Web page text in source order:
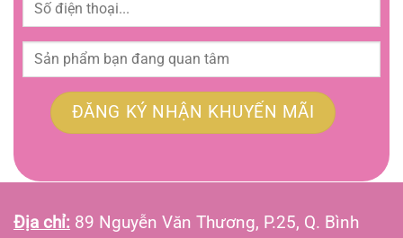
Địa chỉ: 89 Nguyễn Văn Thương, P.25, Q. Bình